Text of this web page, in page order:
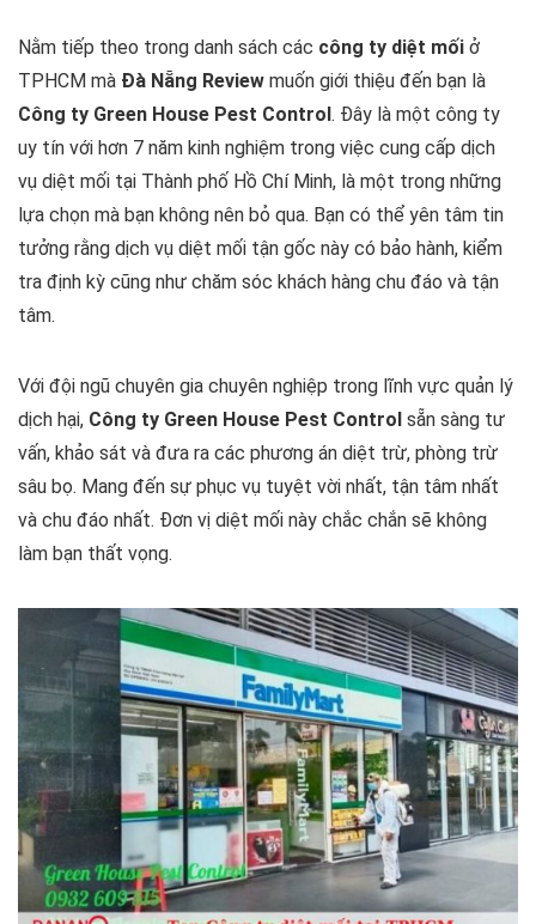
Nằm tiếp theo trong danh sách các công ty diệt mối ở
TPHCM mà Đà Nẵng Review muốn giới thiệu đến bạn là
Công ty Green House Pest Control. Đây là một công ty
uy tín với hơn 7 năm kinh nghiệm trong việc cung cấp dịch
vụ diệt mối tại Thành phố Hồ Chí Minh, là một trong những
lựa chọn mà bạn không nên bỏ qua. Bạn có thể yên tâm tin
tưởng rằng dịch vụ diệt mối tận gốc này có bảo hành, kiểm
tra định kỳ cũng như chăm sóc khách hàng chu đáo và tận
tâm.
Với đội ngũ chuyên gia chuyên nghiệp trong lĩnh vực quản lý
dịch hại, Công ty Green House Pest Control sẵn sàng tư
vấn, khảo sát và đưa ra các phương án diệt trừ, phòng trừ
sâu bọ. Mang đến sự phục vụ tuyệt vời nhất, tận tâm nhất
và chu đáo nhất. Đơn vị diệt mối này chắc chắn sẽ không
làm bạn thất vọng.